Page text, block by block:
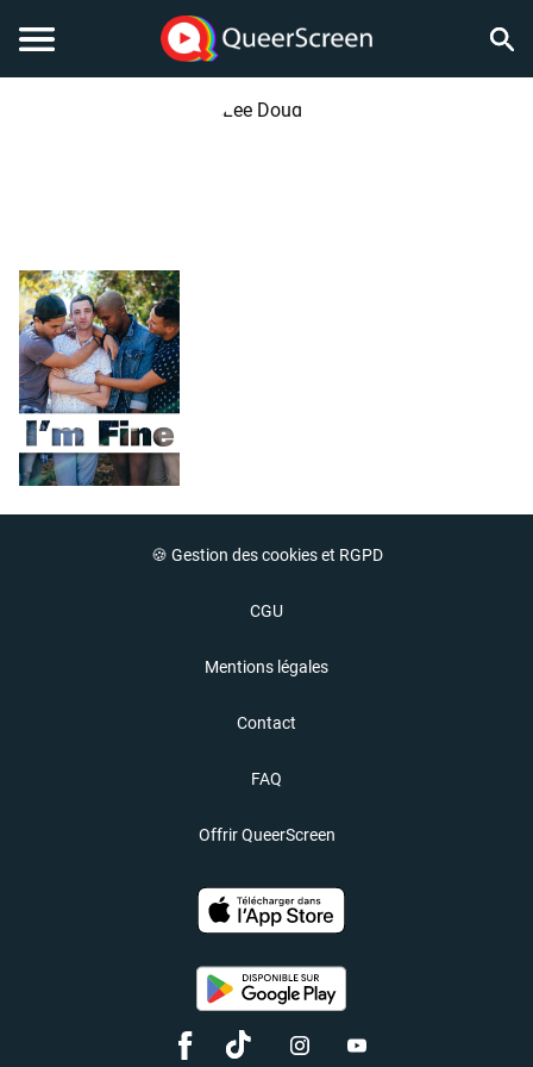
🍪 Gestion des cookies et RGPD
CGU
Mentions légales
Contact
FAQ
Offrir QueerScreen